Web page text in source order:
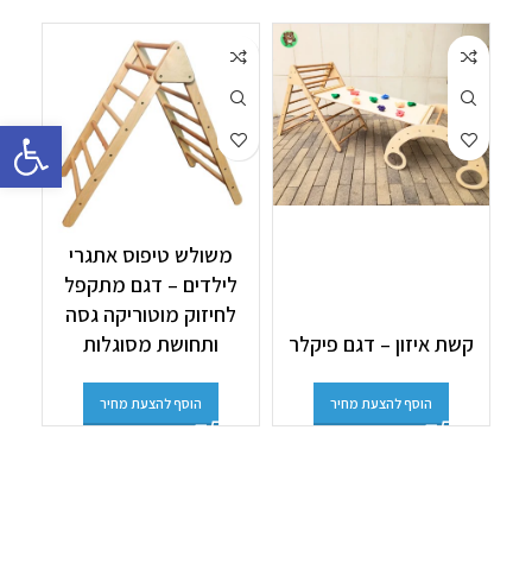
קשת איזון – דגם פיקלר
הוסף להצעת מחיר
משולש טיפוס אתגרי
לילדים – דגם מתקפל
לחיזוק מוטוריקה גסה
ותחושת מסוגלות
הוסף להצעת מחיר
פתח